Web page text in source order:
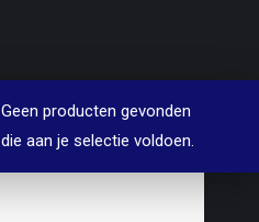
Geen producten gevonden
die aan je selectie voldoen.